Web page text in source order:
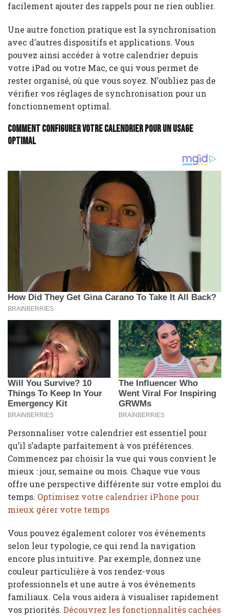
facilement ajouter des rappels pour ne rien oublier.
Une autre fonction pratique est la synchronisation
avec d’autres dispositifs et applications. Vous
pouvez ainsi accéder à votre calendrier depuis
votre iPad ou votre Mac, ce qui vous permet de
rester organisé, où que vous soyez. N’oubliez pas de
vérifier vos réglages de synchronisation pour un
fonctionnement optimal.
Comment configurer votre calendrier pour un usage
optimal
Personnaliser votre calendrier est essentiel pour
qu’il s’adapte parfaitement à vos préférences.
Commencez par choisir la vue qui vous convient le
mieux : jour, semaine ou mois. Chaque vue vous
offre une perspective différente sur votre emploi du
temps. Optimisez votre calendrier iPhone pour
mieux gérer votre temps
Vous pouvez également colorer vos événements
selon leur typologie, ce qui rend la navigation
encore plus intuitive. Par exemple, donnez une
couleur particulière à vos rendez-vous
professionnels et une autre à vos événements
familiaux. Cela vous aidera à visualiser rapidement
vos priorités. Découvrez les fonctionnalités cachées